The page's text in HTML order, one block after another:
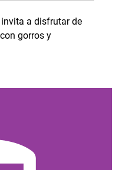
a disfrutar de
gorros y